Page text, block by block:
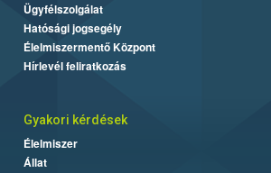
Ügyfélszolgálat
Hatósági jogsegély
Élelmiszermentő Központ
Hírlevél feliratkozás
Gyakori kérdések
Élelmiszer
Állat